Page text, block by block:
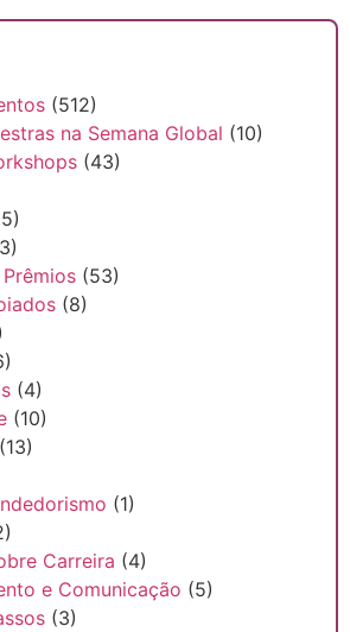
(512)
na Semana Global (10)
(43)
(53)
(8)
(4)
(10)
(13)
(1)
Carreira (4)
e Comunicação (5)
(3)